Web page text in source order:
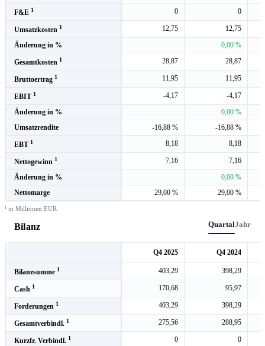
F&E 1 0 0
Umsatzkosten 1 12,75
12,75
Änderung in %
0,00 %
Gesamtkosten 1 28,87 28,87
Bruttoertrag 1 11,95 11,95
EBIT 1 -4,17
-4,17
Änderung in %
0,00 %
Umsatzrendite
-16,88 % -16,88 %
EBT 1 8,18 8,18
Nettogewinn 1 7,16
7,16
Änderung in %
0,00 %
Nettomarge
29,00 % 29,00 %
¹ in Millionen EUR
Bilanz QuartalJahr
Q4 2025 Q4 2024
Bilanzsumme 1 403,29 398,29
Cash 1 170,68 95,97
Forderungen 1 403,29 398,29
Gesamtverbindl. 1 275,56 288,95
Kurzfr. Verbindl. 1 0 0